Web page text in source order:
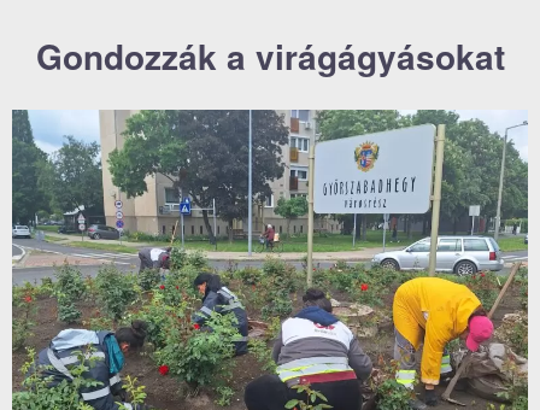
Gondozzák a virágágyásokat